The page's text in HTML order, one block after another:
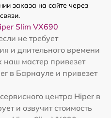
заказа на сайте через
Slim VX690
не требует
и длительного времени
наш мастер привезет
в Барнауле и привезет
центра Hiper в
и озвучит стоимость